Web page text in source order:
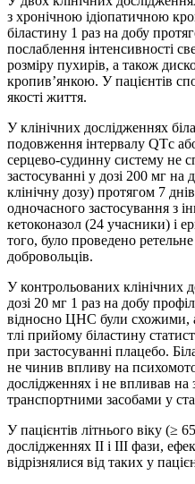
з хронічною ідіопатичною
біластину 1 раз на добу
послаблення інтенсивності
розміру пухирів, а також
кропив’янкою. У пацієнтів
якості життя.
У клінічних дослідженнях
подовження інтервалу QTс
серцево-судинну систему не
застосуванні у дозі 200 мг
клінічну дозу) протягом 7
одночасного застосування з
кетоконазол (24 учасники) і
того, було проведено
добровольців.
У контрольованих клінічних
дозі 20 мг 1 раз на добу
відносно ЦНС були схожими,
тлі прийому біластину
при застосуванні плацебо.
не чинив впливу на
дослідженнях і не впливав на
транспортними засобами у
У пацієнтів літнього віку (≥
дослідженнях II і III фази,
відрізнялися від таких у